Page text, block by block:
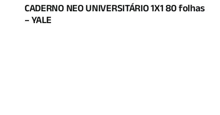
CADERNO NEO UNIVERSITÁRIO 1X1 80 folhas
– YALE